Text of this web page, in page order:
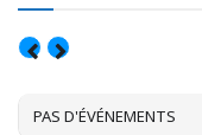
PAS D'ÉVÉNEMENTS